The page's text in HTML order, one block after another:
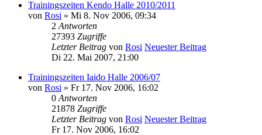
Trainingszeiten Kendo Halle 2010/2011
von Rosi » Mi 8. Nov 2006, 09:34
2 Antworten
27393 Zugriffe
Letzter Beitrag von Rosi Neuester Beitrag
Di 22. Mai 2007, 21:00
Trainingszeiten Iaido Halle 2006/07
von Rosi » Fr 17. Nov 2006, 16:02
0 Antworten
21878 Zugriffe
Letzter Beitrag von Rosi Neuester Beitrag
Fr 17. Nov 2006, 16:02